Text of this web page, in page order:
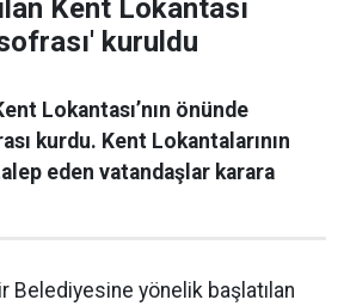
Kent Lokantası
kuruldu
Lokantası’nın önünde
kurdu. Kent Lokantalarının
eden vatandaşlar karara
Belediyesine yönelik başlatılan